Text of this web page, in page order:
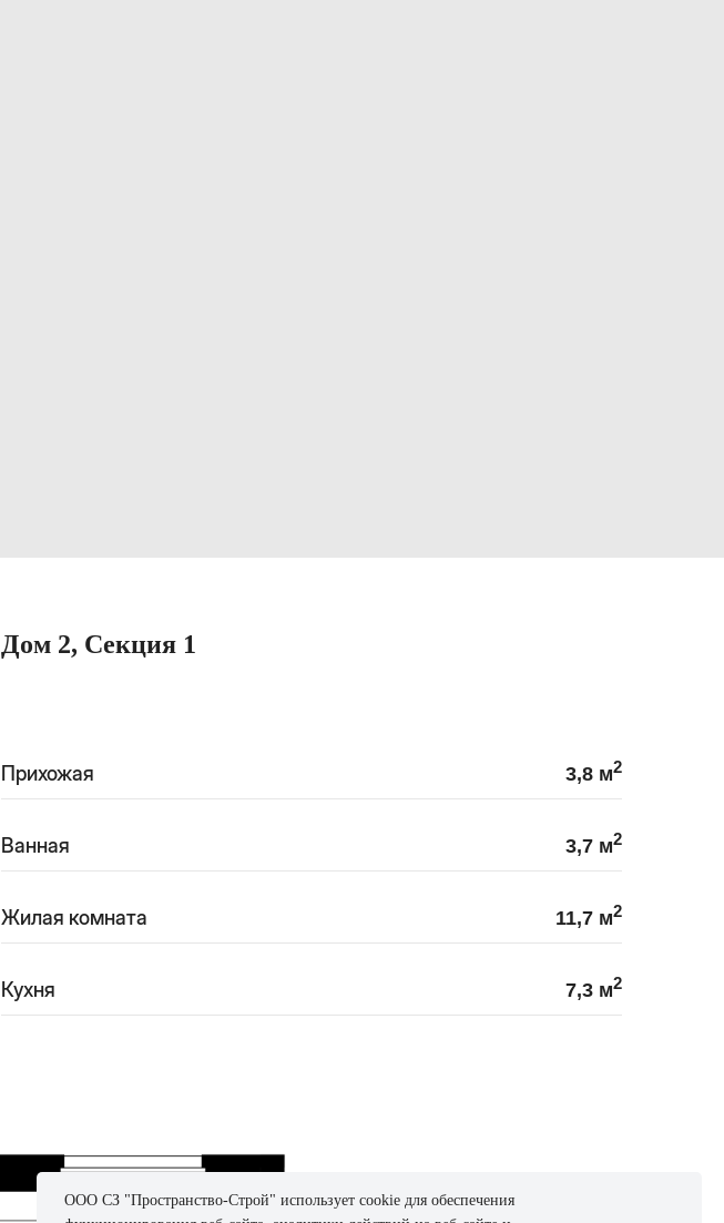
ООО СЗ "Пространство-Строй" использует cookie для обеспечения
Дом 2, Секция 1
Прихожая 3,8 м2
Ванная 3,7 м2
Жилая комната 11,7 м2
Кухня 7,3 м2